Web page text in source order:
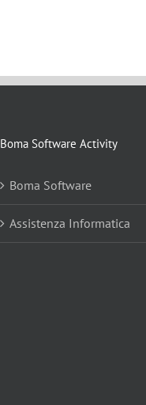
Boma Software Activity
Boma Software
Assistenza Informatica